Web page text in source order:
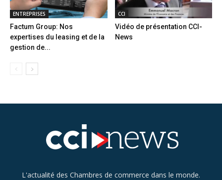
ENTREPRISES
Factum Group: Nos
expertises du leasing et de la
gestion de...
CCI
Vidéo de présentation CCI-
News
L'actualité des Chambres de commerce dans le monde.